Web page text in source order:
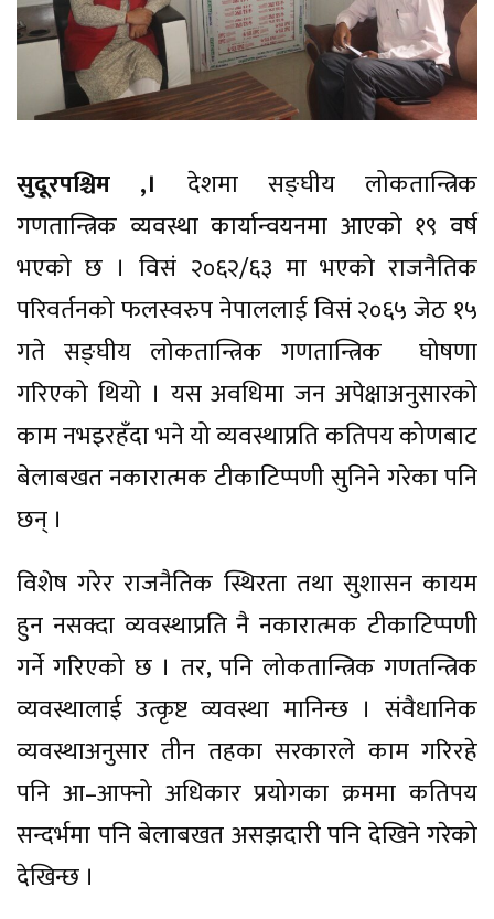
सुदूरपश्चिम ,। देशमा सङ्घीय लोकतान्त्रिक
गणतान्त्रिक व्यवस्था कार्यान्वयनमा आएको १९ वर्ष
भएको छ । विसं २०६२/६३ मा भएको राजनैतिक
परिवर्तनको फलस्वरुप नेपाललाई विसं २०६५ जेठ १५
गते सङ्घीय लोकतान्त्रिक गणतान्त्रिक घोषणा
गरिएको थियो । यस अवधिमा जन अपेक्षाअनुसारको
काम नभइरहँदा भने यो व्यवस्थाप्रति कतिपय कोणबाट
बेलाबखत नकारात्मक टीकाटिप्पणी सुनिने गरेका पनि
छन् ।
विशेष गरेर राजनैतिक स्थिरता तथा सुशासन कायम
हुन नसक्दा व्यवस्थाप्रति नै नकारात्मक टीकाटिप्पणी
गर्ने गरिएको छ । तर, पनि लोकतान्त्रिक गणतन्त्रिक
व्यवस्थालाई उत्कृष्ट व्यवस्था मानिन्छ । संवैधानिक
व्यवस्थाअनुसार तीन तहका सरकारले काम गरिरहे
पनि आ–आफ्नो अधिकार प्रयोगका क्रममा कतिपय
सन्दर्भमा पनि बेलाबखत असझदारी पनि देखिने गरेको
देखिन्छ ।